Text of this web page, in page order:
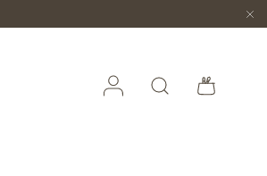
Accedi Cerca